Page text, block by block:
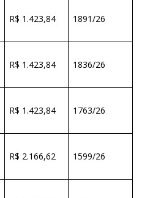
R$ 1.423,84 1891/26
R$ 1.423,84 1836/26
R$ 1.423,84 1763/26
R$ 2.166,62 1599/26